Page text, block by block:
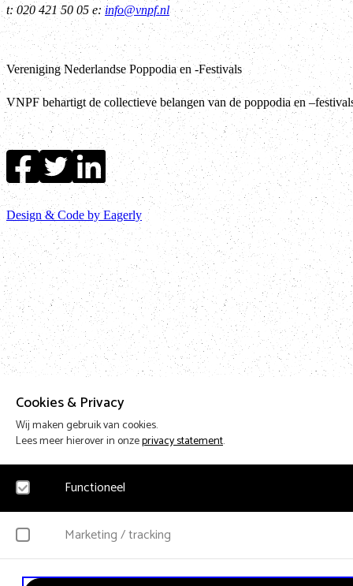
Cookies & Privacy
Wij maken gebruik van cookies.
Lees meer hierover in onzeprivacy statement.
Functioneel
Noodzakelijk
Hierbij worden geen persoonsgegevens verzameld.
Marketing / tracking
t: 020 421 50 05 e:info@vnpf.nl
Vereniging Nederlandse Poppodia en -Festivals
VNPF behartigt de collectieve belangen van de poppodia en
Design & Code by Eagerly